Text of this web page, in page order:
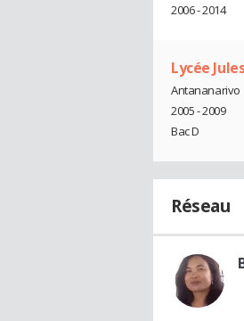
2006 - 2014
Lycée
Antananarivo
2005 - 2009
Bac D
Réseau